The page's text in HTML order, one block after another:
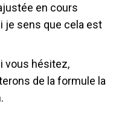
en cours
je sens que cela est
vous hésitez,
de la formule la